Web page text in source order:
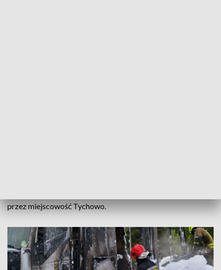
przez miejscowość Tychowo.